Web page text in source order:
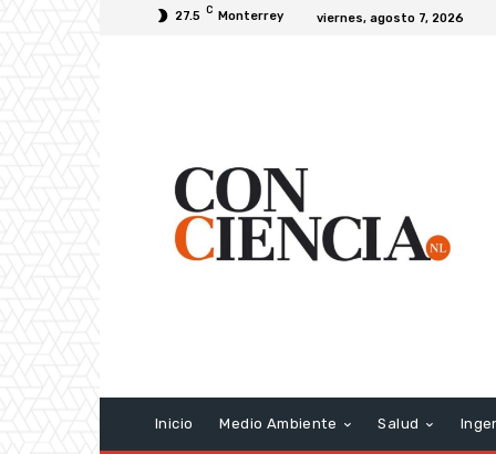
27.5 C Monterrey viernes, agosto 7, 2026
Inicio Medio Ambiente Salud